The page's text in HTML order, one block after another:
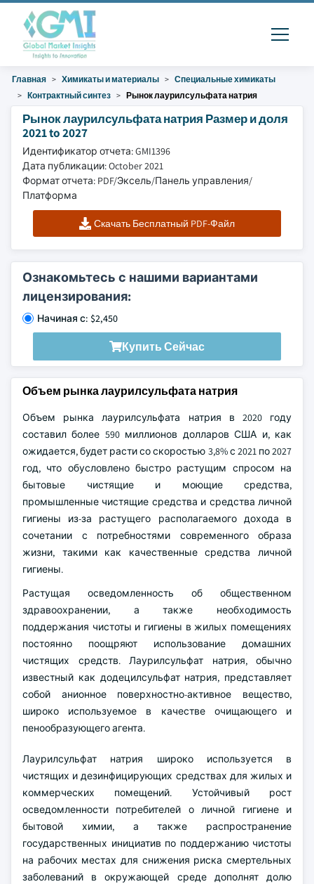
Главная Химикаты и материалы
Специальные химикаты
Контрактный синтез
Рынок лаурилсульфата натрия
Рынок лаурилсульфата натрия Размер и доля
2021 to 2027
Идентификатор отчета: GMI1396
Дата публикации: October 2021
Формат отчета: PDF/Эксель/Панель управления/
Платформа
Скачать Бесплатный PDF-Файл
Ознакомьтесь с нашими вариантами
лицензирования:
Начиная с: $2,450
Купить Сейчас
Объем рынка лаурилсульфата натрия
Объем рынка лаурилсульфата натрия в 2020 году
составил более 590 миллионов долларов США и, как
ожидается, будет расти со скоростью 3,8% с 2021 по 2027
год, что обусловлено быстро растущим спросом на
бытовые чистящие и моющие средства,
промышленные чистящие средства и средства личной
гигиены из-за растущего располагаемого дохода в
сочетании с потребностями современного образа
жизни, такими как качественные средства личной
гигиены.
Растущая осведомленность об общественном
здравоохранении, а также необходимость
поддержания чистоты и гигиены в жилых помещениях
постоянно поощряют использование домашних
чистящих средств. Лаурилсульфат натрия, обычно
известный как додецилсульфат натрия, представляет
собой анионное поверхностно-активное вещество,
широко используемое в качестве очищающего и
пенообразующего агента.
Лаурилсульфат натрия широко используется в
чистящих и дезинфицирующих средствах для жилых и
коммерческих помещений. Устойчивый рост
осведомленности потребителей о личной гигиене и
бытовой химии, а также распространение
государственных инициатив по поддержанию чистоты
на рабочих местах для снижения риска смертельных
заболеваний в окружающей среде дополнят долю